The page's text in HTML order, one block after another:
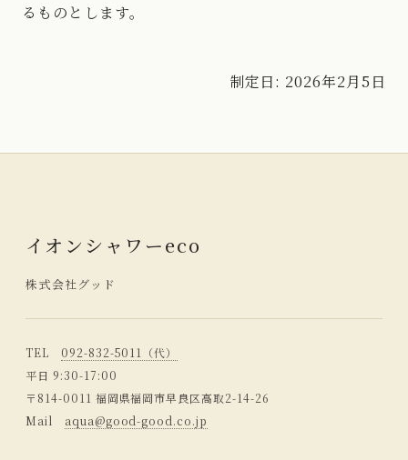
るものとします。
制定日: 2026年2月5日
イオンシャワーeco
株式会社グッド
TEL 092-832-5011（代）
平日 9:30-17:00
〒814-0011 福岡県福岡市早良区高取2-14-26
Mail aqua@good-good.co.jp